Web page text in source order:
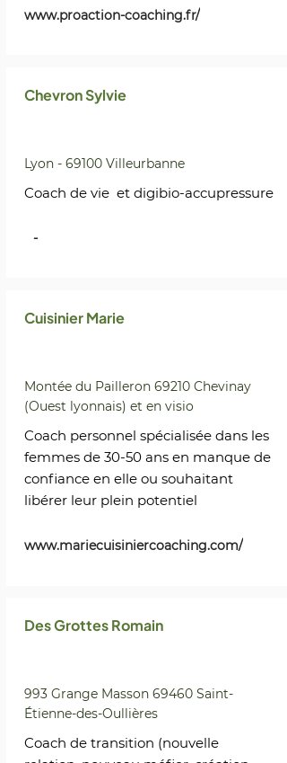
www.proaction-coaching.fr/
Chevron Sylvie
Lyon - 69100 Villeurbanne
Coach de vie et digibio-accupressure
-
Cuisinier Marie
Montée du Pailleron 69210 Chevinay
(Ouest lyonnais) et en visio
Coach personnel spécialisée dans les
femmes de 30-50 ans en manque de
confiance en elle ou souhaitant
libérer leur plein potentiel
www.mariecuisiniercoaching.com/
Des Grottes Romain
993 Grange Masson 69460 Saint-
Étienne-des-Oullières
Coach de transition (nouvelle